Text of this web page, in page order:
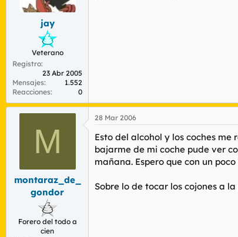
jay
Veterano
Registro
23 Abr 2005
Mensajes
1.552
Reacciones
0
M
montaraz_de_
gondor
Forero del todo a
cien
28 Mar 2006
Esto del alcohol y los coches
bajarme de mi coche pude ver
mañana. Espero que con un
Sobre lo de tocar los cojones a